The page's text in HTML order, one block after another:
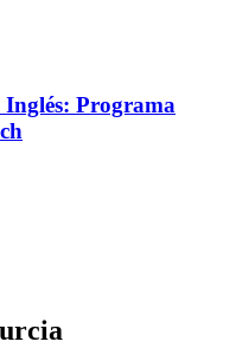
Programa